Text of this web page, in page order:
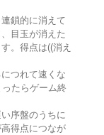
鎖的に消えて
目玉が消えた
。得点は((消え
つれて速くな
たらゲーム終
序盤のうちに
得点につなが